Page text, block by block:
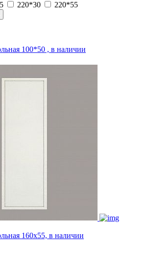
220*30 220*55
100*50 , в наличии
160х55, в наличии